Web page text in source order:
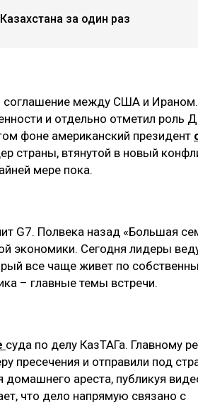
за один раз
соглашение между США и
и отдельно отметил роль
фоне американский президент
страны, втянутой в новый
мере пока.
G7. Полвека назад «Большая
экономики. Сегодня лидеры
все чаще живет по
– главные темы встречи.
суда по делу КазТАГа. Главному
пресечения и отправили под
домашнего ареста, публикуя
что дело напрямую связано с